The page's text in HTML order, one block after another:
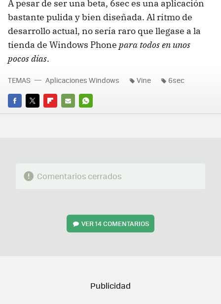
A pesar de ser una beta, 6sec es una aplicación
bastante pulida y bien diseñada. Al ritmo de
desarrollo actual, no sería raro que llegase a la
tienda de Windows Phone para todos en unos
pocos días.
FACEBOOK
TWITTERFLIPBOARD
E-
WHATSAPP
TEMAS Aplicaciones Windows Vine 6sec
Comentarios cerrados
VER14 COMENTARIOS